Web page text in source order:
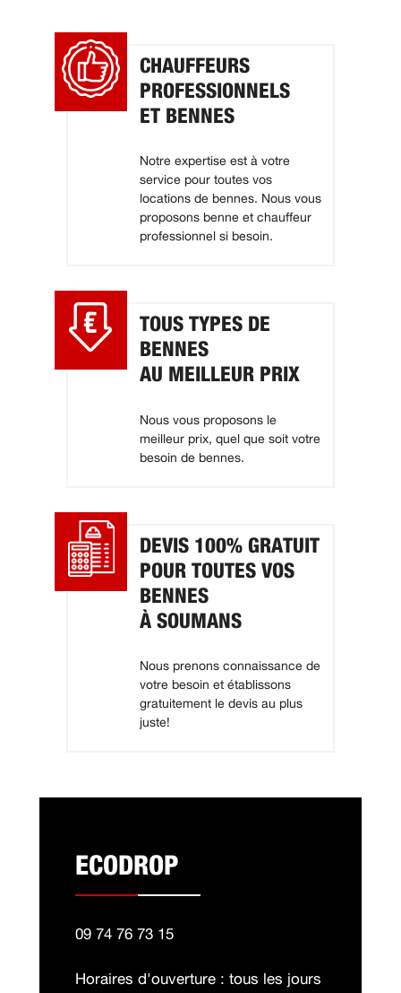
CHAUFFEURS
PROFESSIONNELS
ET BENNES
Notre expertise est à votre
service pour toutes vos
locations de bennes. Nous vous
proposons benne et chauffeur
professionnel si besoin.
TOUS TYPES DE
BENNES
AU MEILLEUR PRIX
Nous vous proposons le
meilleur prix, quel que soit votre
besoin de bennes.
DEVIS 100% GRATUIT
POUR TOUTES VOS
BENNES
À SOUMANS
Nous prenons connaissance de
votre besoin et établissons
gratuitement le devis au plus
juste!
ECODROP
09 74 76 73 15
Horaires d'ouverture : tous les jours